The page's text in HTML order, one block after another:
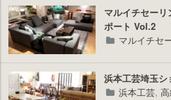
マルイチセー
ポート Vol.2
マルイチセ
浜本工芸埼玉
浜本工芸,